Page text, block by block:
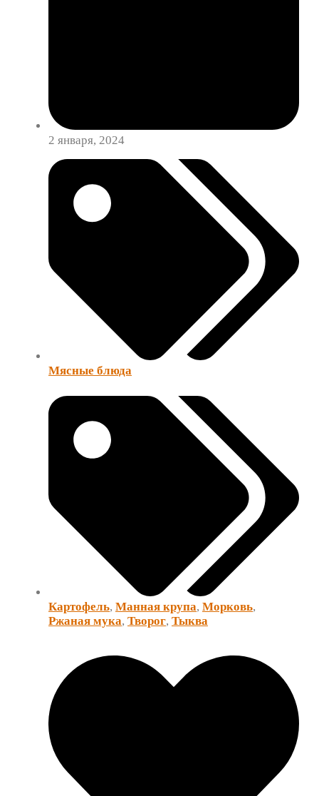
2 января, 2024
Мясные блюда
Картофель, Манная крупа, Морковь,
Ржаная мука, Творог, Тыква